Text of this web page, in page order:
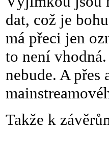
dat, což je
má přeci jen
to není
nebude. A
Takže k